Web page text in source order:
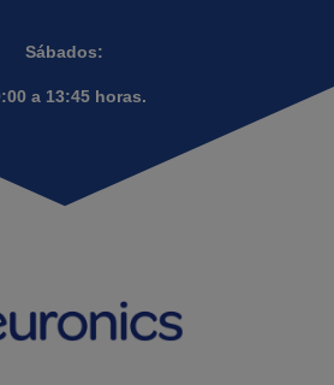
Sábados:
a 13:45 horas.